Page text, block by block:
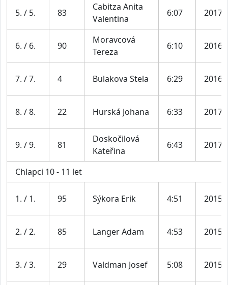
5. / 5. 83
Cabitza Anita
Valentina
6:07 2017
6. / 6. 90
Moravcová
Tereza
6:10 2016
7. / 7. 4 Bulakova Stela 6:29 2016
8. / 8. 22 Hurská Johana 6:33 2017
9. / 9. 81
Doskočilová
Kateřina
6:43 2017
Chlapci 10 - 11 let
1. / 1. 95 Sýkora Erik 4:51 2015
2. / 2. 85 Langer Adam 4:53 2015
3. / 3. 29 Valdman Josef 5:08 2015